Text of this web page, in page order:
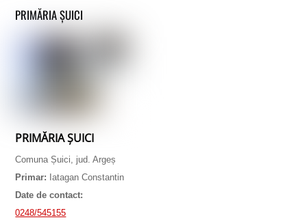
PRIMĂRIA ȘUICI
PRIMĂRIA ȘUICI
Comuna Șuici, jud. Argeș
Primar: Iatagan Constantin
Date de contact:
0248/545155